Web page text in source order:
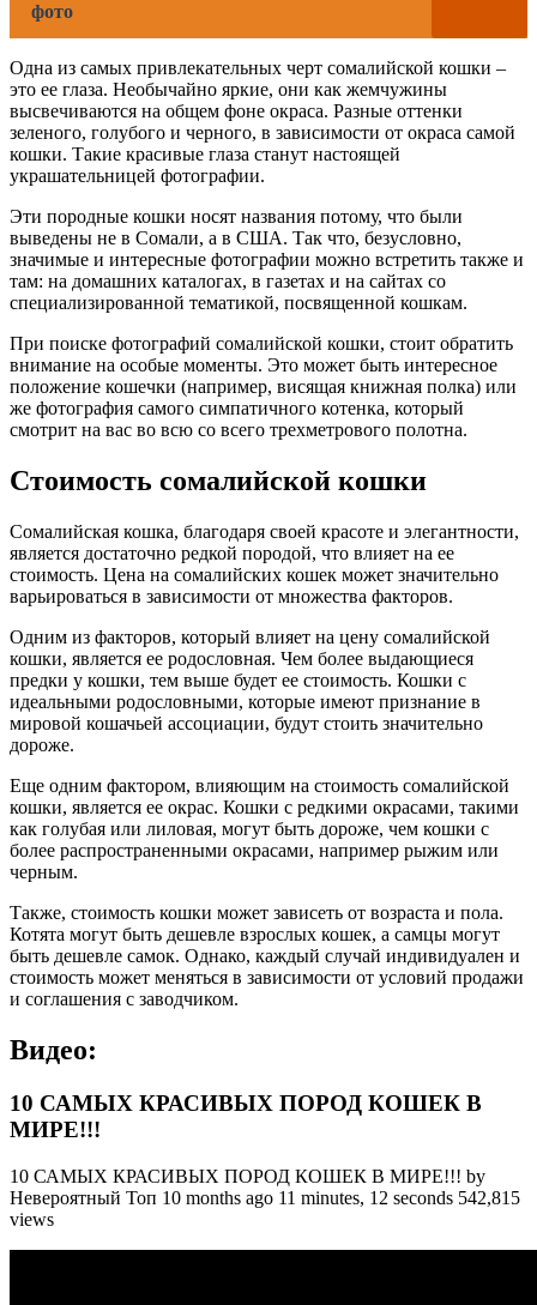
фото
Одна из самых привлекательных черт сомалийской кошки –
это ее глаза. Необычайно яркие, они как жемчужины
высвечиваются на общем фоне окраса. Разные оттенки
зеленого, голубого и черного, в зависимости от окраса самой
кошки. Такие красивые глаза станут настоящей
украшательницей фотографии.
Эти породные кошки носят названия потому, что были
выведены не в Сомали, а в США. Так что, безусловно,
значимые и интересные фотографии можно встретить также и
там: на домашних каталогах, в газетах и на сайтах со
специализированной тематикой, посвященной кошкам.
При поиске фотографий сомалийской кошки, стоит обратить
внимание на особые моменты. Это может быть интересное
положение кошечки (например, висящая книжная полка) или
же фотография самого симпатичного котенка, который
смотрит на вас во всю со всего трехметрового полотна.
Стоимость сомалийской кошки
Сомалийская кошка, благодаря своей красоте и элегантности,
является достаточно редкой породой, что влияет на ее
стоимость. Цена на сомалийских кошек может значительно
варьироваться в зависимости от множества факторов.
Одним из факторов, который влияет на цену сомалийской
кошки, является ее родословная. Чем более выдающиеся
предки у кошки, тем выше будет ее стоимость. Кошки с
идеальными родословными, которые имеют признание в
мировой кошачьей ассоциации, будут стоить значительно
дороже.
Еще одним фактором, влияющим на стоимость сомалийской
кошки, является ее окрас. Кошки с редкими окрасами, такими
как голубая или лиловая, могут быть дороже, чем кошки с
более распространенными окрасами, например рыжим или
черным.
Также, стоимость кошки может зависеть от возраста и пола.
Котята могут быть дешевле взрослых кошек, а самцы могут
быть дешевле самок. Однако, каждый случай индивидуален и
стоимость может меняться в зависимости от условий продажи
и соглашения с заводчиком.
Видео:
10 САМЫХ КРАСИВЫХ ПОРОД КОШЕК В
МИРЕ!!!
10 САМЫХ КРАСИВЫХ ПОРОД КОШЕК В МИРЕ!!! by
Невероятный Топ 10 months ago 11 minutes, 12 seconds 542,815
views